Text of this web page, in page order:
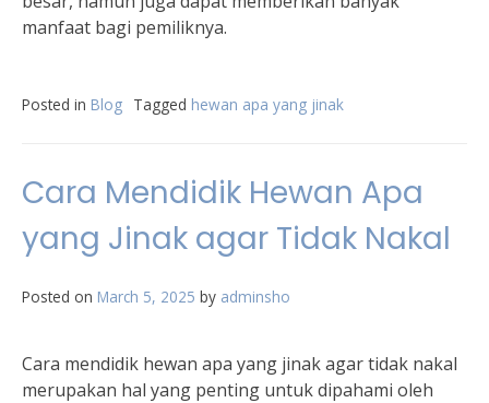
manfaat bagi pemiliknya.
Posted in Blog Tagged hewan apa yang jinak
Cara Mendidik Hewan Apa
yang Jinak agar Tidak Nakal
Posted on March 5, 2025 by adminsho
Cara mendidik hewan apa yang jinak agar tidak nakal
merupakan hal yang penting untuk dipahami oleh